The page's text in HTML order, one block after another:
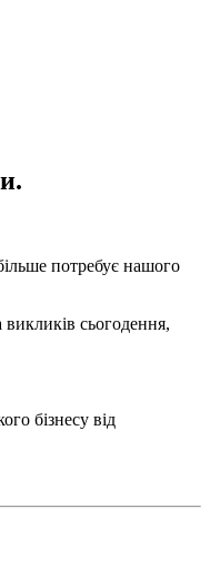
потребує нашого
викликів сьогодення,
бізнесу від